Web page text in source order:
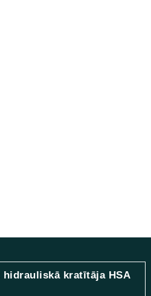
hidrauliskā kratītāja HSA